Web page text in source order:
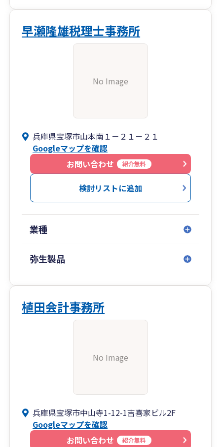
早瀬隆雄税理士事務所
No Image
兵庫県宝塚市山本南１－２１－２１
Googleマップを確認
お問い合わせ
紹介無料
検討リストに追加
業種
弥生製品
植田会計事務所
No Image
兵庫県宝塚市中山寺1-12-1吉喜家ビル2F
Googleマップを確認
お問い合わせ
紹介無料